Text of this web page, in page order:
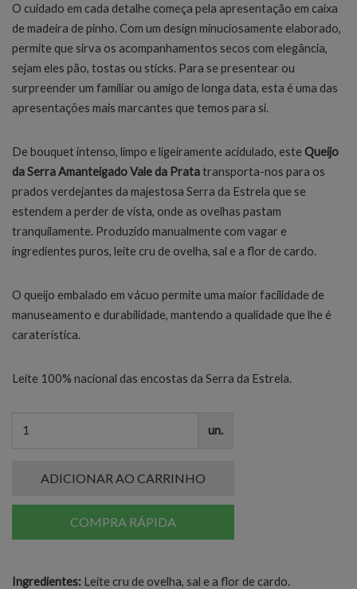
O cuidado em cada detalhe começa pela apresentação em caixa
de madeira de pinho. Com um design minuciosamente elaborado,
permite que sirva os acompanhamentos secos com elegância,
sejam eles pão, tostas ou sticks. Para se presentear ou
surpreender um familiar ou amigo de longa data, esta é uma das
apresentações mais marcantes que temos para si.
De bouquet intenso, limpo e ligeiramente acidulado, este Queijo
da Serra Amanteigado Vale da Pratatransporta-nos para os
prados verdejantes da majestosa Serra da Estrela que se
estendem a perder de vista, onde as ovelhas pastam
tranquilamente. Produzido manualmente com vagar e
ingredientes puros, leite cru de ovelha, sal e a flor de cardo.
O queijo embalado em vácuo permite uma maior facilidade de
manuseamento e durabilidade, mantendo a qualidade que lhe é
caraterística.
Leite 100% nacional das encostas da Serra da Estrela.
un.
ADICIONAR AO CARRINHO
COMPRA RÁPIDA
Ingredientes: Leite cru de ovelha, sal e a flor de cardo.